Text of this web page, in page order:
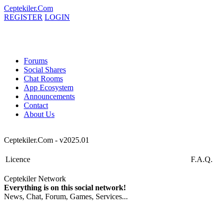
Ceptekiler.Com
REGISTER LOGIN
Forums
Social Shares
Chat Rooms
App Ecosystem
Announcements
Contact
About Us
Ceptekiler.Com - v2025.01
Licence F.A.Q.
Ceptekiler Network
Everything is on this social network!
News, Chat, Forum, Games, Services...